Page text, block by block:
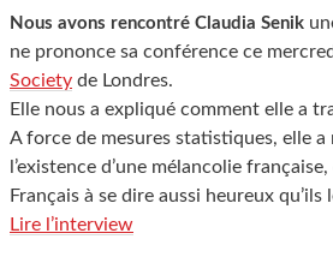
Nous avons rencontré Claudia Senik
ne prononce sa conférence ce
Society de Londres.
Elle nous a expliqué comment elle a
A force de mesures statistiques, elle a
l’existence d’une mélancolie
Français à se dire aussi heureux
Lire l’interview